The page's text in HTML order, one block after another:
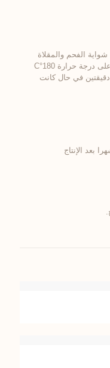
شواية الفحم والمقلاة
الكهربائية. اقليها في المقلاة الكهربائية على درجة حرارة 180°C
لمدة 3 دقائق في حال كانت مجمدة و2 دقيقتين في حال كانت